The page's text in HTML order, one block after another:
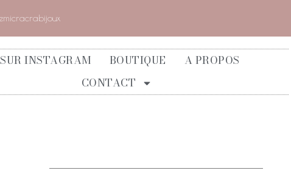
INSTAGRAM BOUTIQUE
A PROPOS
CONTACT